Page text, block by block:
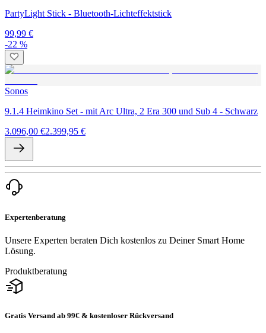
PartyLight Stick - Bluetooth-Lichteffektstick
99,99 €
-22 %
Sonos
9.1.4 Heimkino Set - mit Arc Ultra, 2 Era 300 und Sub 4 - Schwarz
3.096,00 €2.399,95 €
Expertenberatung
Unsere Experten beraten Dich kostenlos zu Deiner Smart Home
Lösung.
Produktberatung
Gratis Versand ab 99€ & kostenloser Rückversand